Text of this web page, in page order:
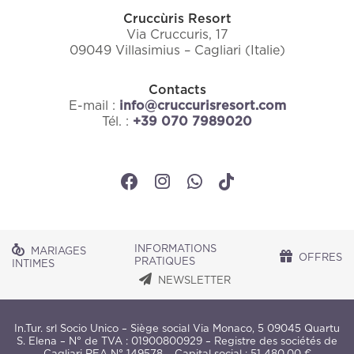
Cruccùris Resort
Via Cruccuris, 17
09049 Villasimius – Cagliari (Italie)
Contacts
E-mail : info@cruccurisresort.com
Tél. : +39 070 7989020
MARIAGES
INTIMES
INFORMATIONS
PRATIQUES
OFFRES
NEWSLETTER
In.Tur. srl Socio Unico – Siège social Via Monaco, 5 09045 Quartu
S. Elena – N° de TVA : 01900800929 – Registre des sociétés de